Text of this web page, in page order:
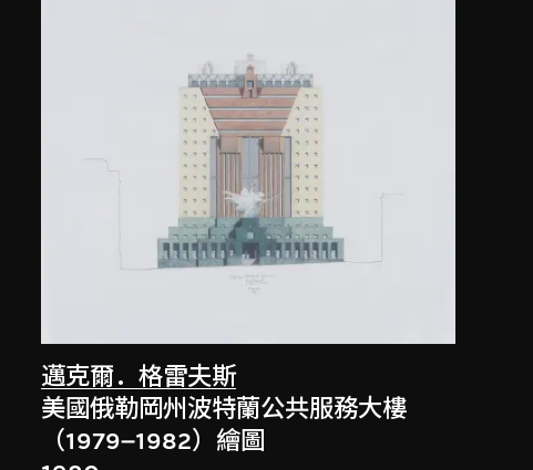
邁克爾．格雷夫斯
美國俄勒岡州波特蘭公共服務大樓
（1979–1982）繪圖